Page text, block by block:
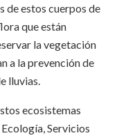
de estos cuerpos de
que están
la vegetación
a la prevención de
lluvias.
ecosistemas
Servicios